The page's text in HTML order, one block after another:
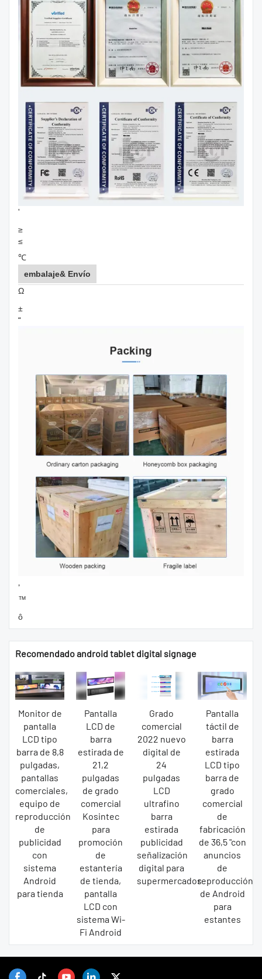
'
≥
≤
℃
embalaje& Envío
Ω
±
“
’
™
ô
Recomendado android tablet digital signage
Monitor de
pantalla
LCD tipo
barra de 8,8
pulgadas,
pantallas
comerciales,
equipo de
reproducción
de
publicidad
con
sistema
Android
para tienda
Pantalla
LCD de
barra
estirada de
21,2
pulgadas
de grado
comercial
Kosintec
para
promoción
de
estantería
de tienda,
pantalla
LCD con
sistema Wi-
Fi Android
Grado
comercial
2022 nuevo
digital de
24
pulgadas
LCD
ultrafino
barra
estirada
publicidad
señalización
digital para
supermercados
Pantalla
táctil de
barra
estirada
LCD tipo
barra de
grado
comercial
de
fabricación
de 36,5 "con
anuncios
de
reproducción
de Android
para
estantes